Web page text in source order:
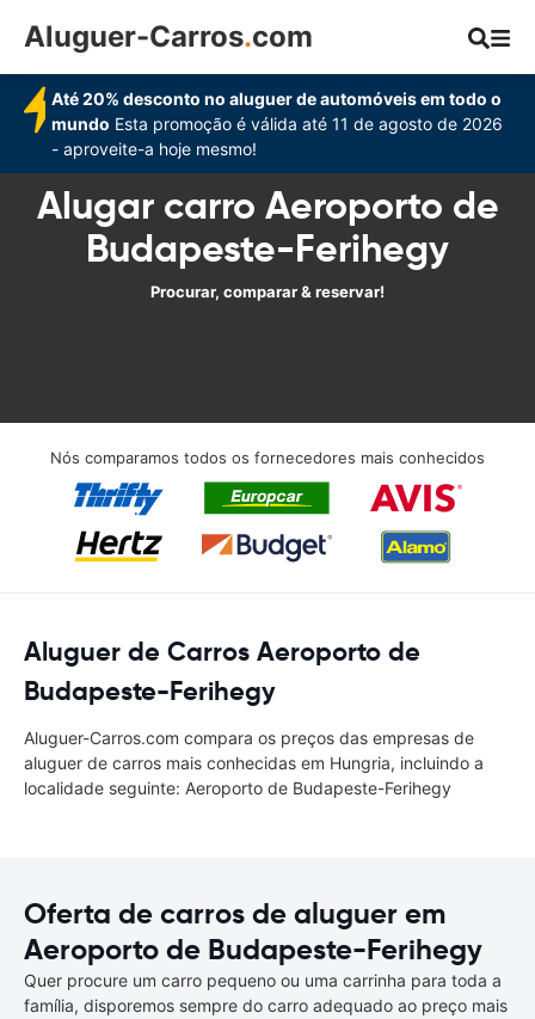
Aluguer-Carros.com
Até 20% desconto no aluguer de automóveis em todo o
mundo Esta promoção é válida até 11 de agosto de 2026
- aproveite-a hoje mesmo!
Alugar carro Aeroporto de
Budapeste-Ferihegy
Procurar, comparar & reservar!
Nós comparamos todos os fornecedores mais conhecidos
Aluguer de Carros Aeroporto de
Budapeste-Ferihegy
Aluguer-Carros.com compara os preços das empresas de
aluguer de carros mais conhecidas em Hungria, incluindo a
localidade seguinte: Aeroporto de Budapeste-Ferihegy
Oferta de carros de aluguer em
Aeroporto de Budapeste-Ferihegy
Quer procure um carro pequeno ou uma carrinha para toda a
família, disporemos sempre do carro adequado ao preço mais